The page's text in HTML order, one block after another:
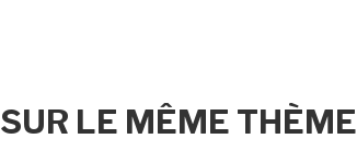
SUR LE MÊME THÈME